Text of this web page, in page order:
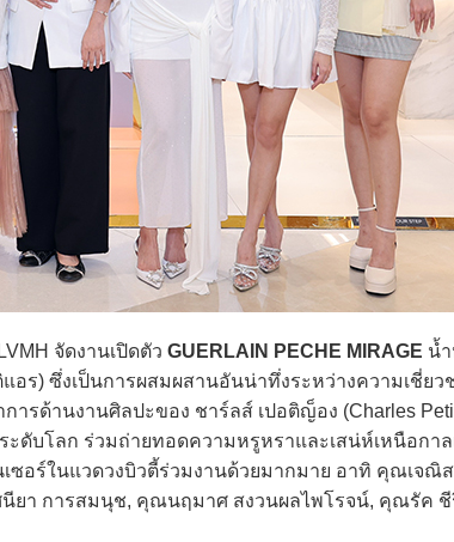
จัดงานเปิดตัว GUERLAIN PECHE MIRAGE น้
แอร) ซึ่งเป็นการผสมผสานอันน่าทึ่งระหว่างความเชี่ย
รด้านงานศิลปะของ ชาร์ลส์ เปอติญ็อง (Charles
ดับโลก ร่วมถ่ายทอดความหรูหราและเสน่ห์เหนือกาล
ซอร์ในแวดวงบิวตี้ร่วมงานด้วยมากมาย อาทิ คุณเจณิ
า การสมนุช, คุณนฤมาศ สงวนผลไพโรจน์, คุณรัค